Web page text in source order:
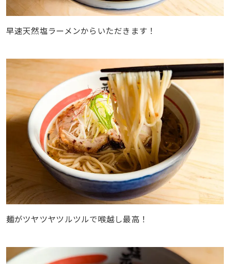
早速天然塩ラーメンからいただきます！
麺がツヤツヤツルツルで喉越し最高！